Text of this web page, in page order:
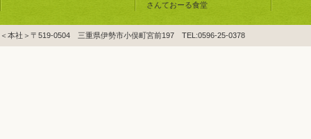
さんておーる食堂
＜本社＞〒519-0504 三重県伊勢市小俣町宮前197 TEL:0596-25-0378